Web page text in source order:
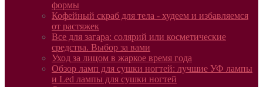
формы
Кофейный скраб для тела - худеем и избавляемся
от растяжек
Все для загара: солярий или косметические
средства. Выбор за вами
Уход за лицом в жаркое время года
Обзор ламп для сушки ногтей: лучшие УФ лампы
и Led лампы для сушки ногтей